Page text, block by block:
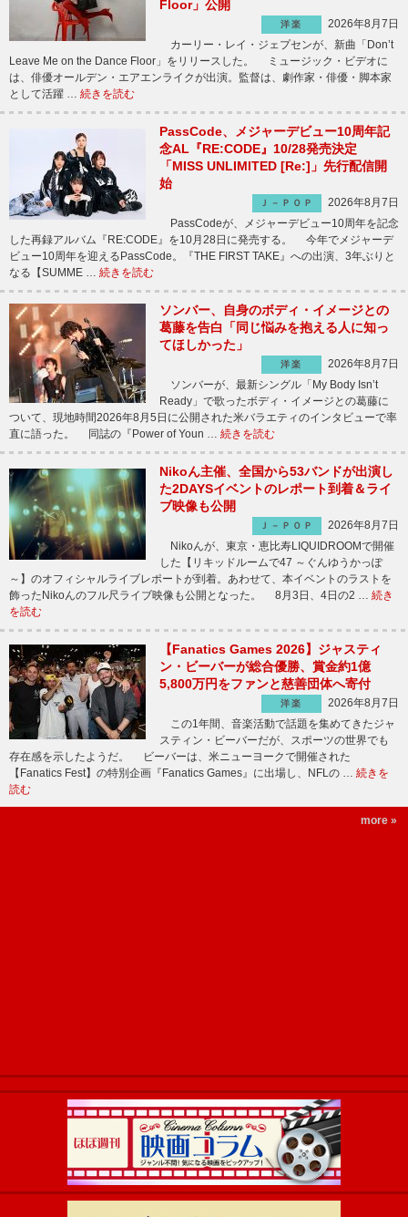
Floor」公開
洋楽
2026年8月7日
カーリー・レイ・ジェプセンが、新曲「Don’t
Leave Me on the Dance Floor」をリリースした。 ミュージック・ビデオに
は、俳優オールデン・エアエンライクが出演。監督は、劇作家・俳優・脚本家
として活躍 … 続きを読む
PassCode、メジャーデビュー10周年記
念AL『RE:CODE』10/28発売決定
「MISS UNLIMITED [Re:]」先行配信開
始
Ｊ－ＰＯＰ
2026年8月7日
PassCodeが、メジャーデビュー10周年を記念
した再録アルバム『RE:CODE』を10月28日に発売する。 今年でメジャーデ
ビュー10周年を迎えるPassCode。『THE FIRST TAKE』への出演、3年ぶりと
なる【SUMME … 続きを読む
ソンバー、自身のボディ・イメージとの
葛藤を告白「同じ悩みを抱える人に知っ
てほしかった」
洋楽
2026年8月7日
ソンバーが、最新シングル「My Body Isn’t
Ready」で歌ったボディ・イメージとの葛藤に
ついて、現地時間2026年8月5日に公開された米バラエティのインタビューで率
直に語った。 同誌の『Power of Youn … 続きを読む
Nikoん主催、全国から53バンドが出演し
た2DAYSイベントのレポート到着＆ライ
ブ映像も公開
Ｊ－ＰＯＰ
2026年8月7日
Nikoんが、東京・恵比寿LIQUIDROOMで開催
した【リキッドルームで47 ～ぐんゆうかっぽ
～】のオフィシャルライブレポートが到着。あわせて、本イベントのラストを
飾ったNikoんのフル尺ライブ映像も公開となった。 8月3日、4日の2 … 続き
を読む
【Fanatics Games 2026】ジャスティ
ン・ビーバーが総合優勝、賞金約1億
5,800万円をファンと慈善団体へ寄付
洋楽
2026年8月7日
この1年間、音楽活動で話題を集めてきたジャ
スティン・ビーバーだが、スポーツの世界でも
存在感を示したようだ。 ビーバーは、米ニューヨークで開催された
【Fanatics Fest】の特別企画『Fanatics Games』に出場し、NFLの … 続きを
読む
more »